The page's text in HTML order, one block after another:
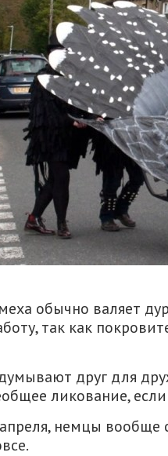
обычно валяет
так как
друг для
ликование,
немцы вообще